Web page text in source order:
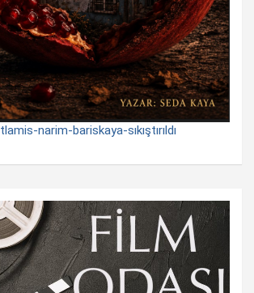
narim-bariskaya-sıkıştırıldı